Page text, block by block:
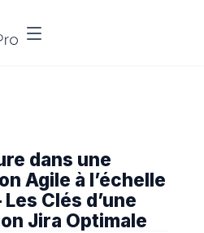
dans une
Agile à l’échelle
Les Clés d’une
Jira Optimale